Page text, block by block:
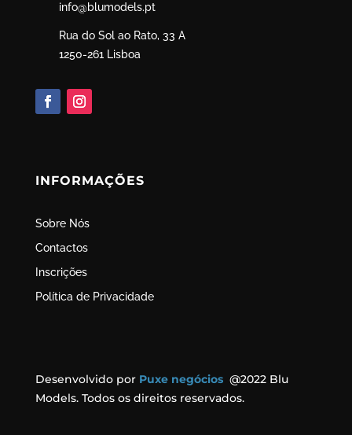
info@blumodels.pt
Rua do Sol ao Rato, 33 A
1250-261 Lisboa
INFORMAÇÕES
Sobre Nós
Contactos
Inscrições
Política de Privacidade
Desenvolvido por Puxe negócios @2022 Blu
Models. Todos os direitos reservados.